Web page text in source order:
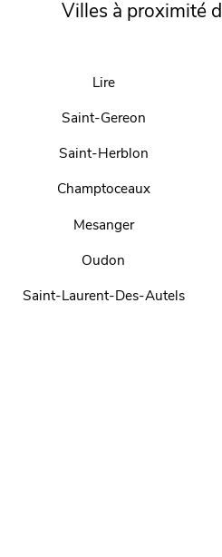
Villes à proximité
Lire
Saint-Gereon
Saint-Herblon
Champtoceaux
Mesanger
Oudon
Saint-Laurent-Des-Autels